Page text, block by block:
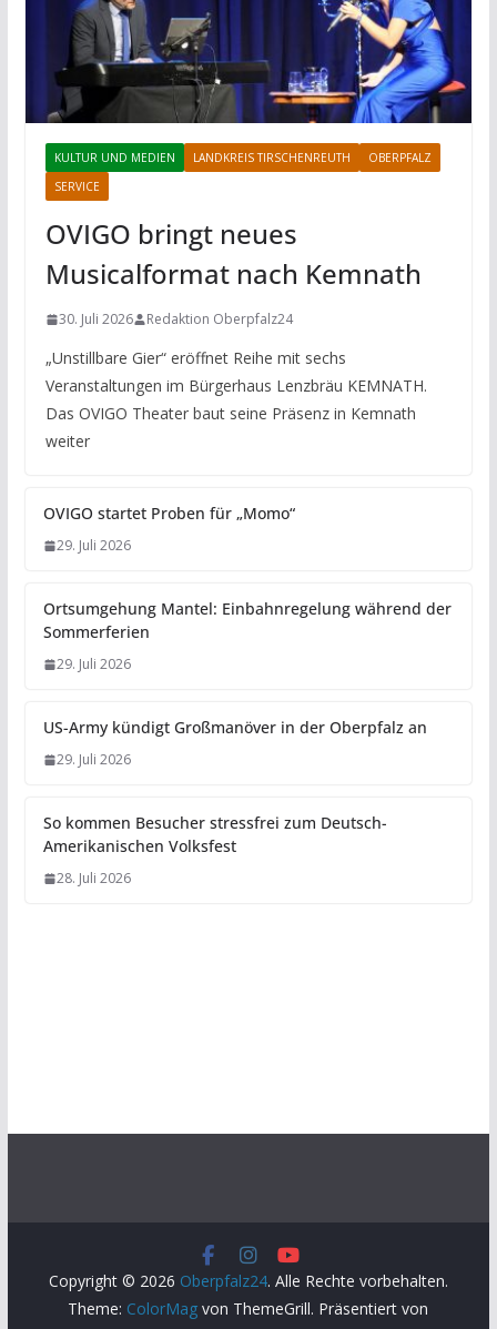
KULTUR UND MEDIEN LANDKREIS TIRSCHENREUTH
OBERPFALZ
SERVICE
OVIGO bringt neues
Musicalformat nach Kemnath
30. Juli 2026 Redaktion Oberpfalz24
„Unstillbare Gier“ eröffnet Reihe mit sechs
Veranstaltungen im Bürgerhaus Lenzbräu KEMNATH.
Das OVIGO Theater baut seine Präsenz in Kemnath
weiter
OVIGO startet Proben für „Momo“
29. Juli 2026
Ortsumgehung Mantel: Einbahnregelung während der
Sommerferien
29. Juli 2026
US-Army kündigt Großmanöver in der Oberpfalz an
29. Juli 2026
So kommen Besucher stressfrei zum Deutsch-
Amerikanischen Volksfest
28. Juli 2026
Copyright © 2026 Oberpfalz24. Alle Rechte vorbehalten.
Theme: ColorMag von ThemeGrill. Präsentiert von